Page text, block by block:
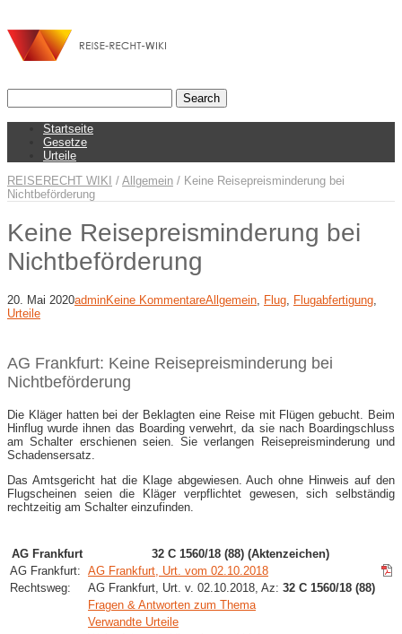
Startseite
Gesetze
Urteile
REISERECHT WIKI / Allgemein / Keine Reisepreisminderung bei
Nichtbeförderung
Keine Reisepreisminderung bei
Nichtbeförderung
20. Mai 2020adminKeine KommentareAllgemein Flug Flugabfertigung
Urteile
AG Frankfurt: Keine Reisepreisminderung bei
Nichtbeförderung
Die Kläger hatten bei der Beklagten eine Reise mit Flügen gebucht. Beim
Hinflug wurde ihnen das Boarding verwehrt, da sie nach Boardingschluss
am Schalter erschienen seien. Sie verlangen Reisepreisminderung und
Schadensersatz.
Das Amtsgericht hat die Klage abgewiesen. Auch ohne Hinweis auf den
Flugscheinen seien die Kläger verpflichtet gewesen, sich selbständig
rechtzeitig am Schalter einzufinden.
AG Frankfurt
32 C 1560/18 (88) (Aktenzeichen)
AG Frankfurt: AG Frankfurt, Urt. vom 02.10.2018
Rechtsweg:
AG Frankfurt, Urt. v. 02.10.2018, Az: 32 C 1560/18 (88)
Fragen & Antworten zum Thema
Verwandte Urteile